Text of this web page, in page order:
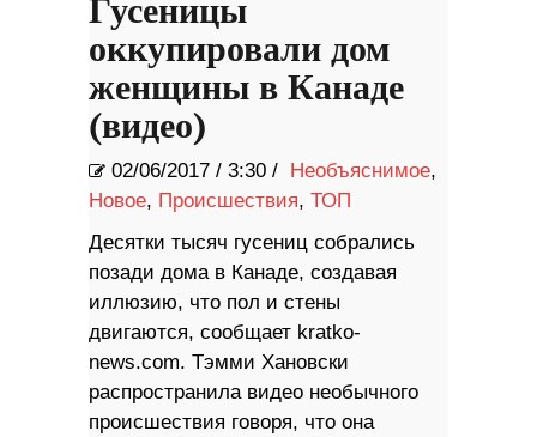
Гусеницы
оккупировали дом
женщины в Канаде
(видео)
02/06/2017 / 3:30 / Необъяснимое,
Новое, Происшествия, ТОП
Десятки тысяч гусениц собрались
позади дома в Канаде, создавая
иллюзию, что пол и стены
двигаются, сообщает kratko-
news.com. Тэмми Хановски
распространила видео необычного
происшествия говоря, что она